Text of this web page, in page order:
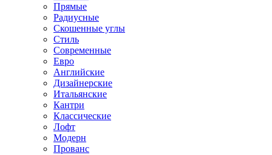
Прямые
Радиусные
Скошенные углы
Стиль
Современные
Евро
Английские
Дизайнерские
Итальянские
Кантри
Классические
Лофт
Модерн
Прованс